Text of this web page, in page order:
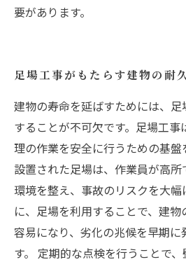
要があります。
足場工事がもたらす建物の耐
建物の寿命を延ばすためには、
することが不可欠です。足場工
理の作業を安全に行うための基盤
設置された足場は、作業員が高
環境を整え、事故のリスクを大幅
に、足場を利用することで、建
容易になり、劣化の兆候を早期に
す。 定期的な点検を行うことで